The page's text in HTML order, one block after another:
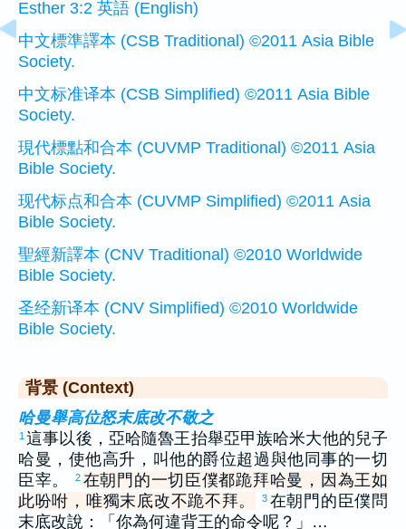
Esther 3:2 英語 (English)
中文標準譯本 (CSB Traditional) ©2011 Asia Bible
Society.
中文标准译本 (CSB Simplified) ©2011 Asia Bible
Society.
現代標點和合本 (CUVMP Traditional) ©2011 Asia
Bible Society.
现代标点和合本 (CUVMP Simplified) ©2011 Asia
Bible Society.
聖經新譯本 (CNV Traditional) ©2010 Worldwide
Bible Society.
圣经新译本 (CNV Simplified) ©2010 Worldwide
Bible Society.
背景 (Context)
哈曼舉高位怒末底改不敬之
1 這事以後，亞哈隨魯王抬舉亞甲族哈米大他的兒子
哈曼，使他高升，叫他的爵位超過與他同事的一切
臣宰。
2 在朝門的一切臣僕都跪拜哈曼，因為王如
此吩咐，唯獨末底改不跪不拜。
3 在朝門的臣僕問
末底改說：「你為何違背王的命令呢？」…